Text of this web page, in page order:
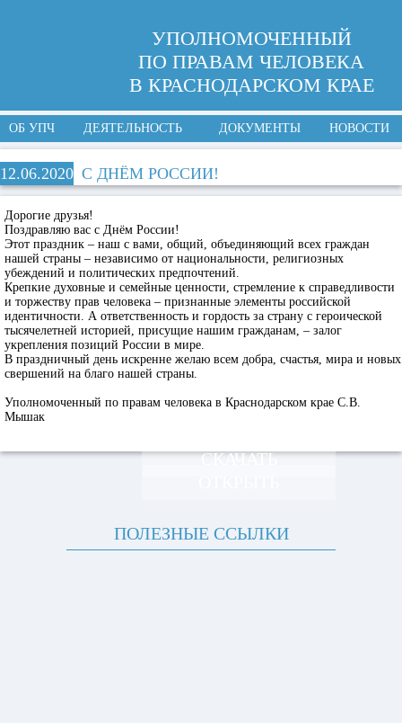
УПОЛНОМОЧЕННЫЙ
ПО ПРАВАМ ЧЕЛОВЕКА
В КРАСНОДАРСКОМ КРАЕ
ОБ УПЧ ДЕЯТЕЛЬНОСТЬ ДОКУМЕНТЫ НОВОСТИ
12.06.2020 С ДНЁМ РОССИИ!
Дорогие друзья!
Поздравляю вас c Днём России!
Этот праздник – наш с вами, общий, объединяющий всех граждан
нашей страны – независимо от национальности, религиозных
убеждений и политических предпочтений.
Крепкие духовные и семейные ценности, стремление к справедливости
и торжеству прав человека – признанные элементы российской
идентичности. А ответственность и гордость за страну с героической
тысячелетней историей, присущие нашим гражданам, – залог
укрепления позиций России в мире.
В праздничный день искренне желаю всем добра, счастья, мира и новых
свершений на благо нашей страны.
Уполномоченный по правам человека в Краснодарском крае С.В.
Мышак
СКАЧАТЬ
ПОЛЕЗНЫЕ ССЫЛКИ